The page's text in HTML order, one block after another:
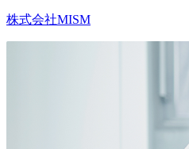
株式会社MISM